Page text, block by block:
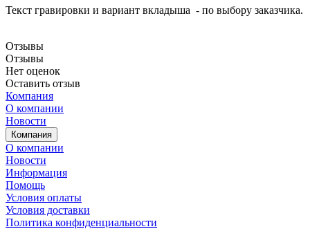
Текст гравировки и вариант вкладыша - по выбору заказчика.
Отзывы
Отзывы
Нет оценок
Оставить отзыв
Компания
О компании
Новости
Компания
О компании
Новости
Информация
Помощь
Условия оплаты
Условия доставки
Политика конфиденциальности